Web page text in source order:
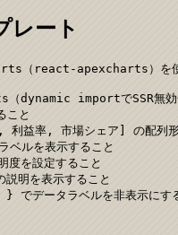
レート
react-apexcharts）を使っ
dynamic importでSSR無効
と
益率, 市場シェア] の配列形
を表示すること
設定すること
を表示すること
ータラベルを非表示にす